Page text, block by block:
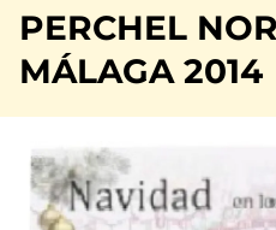
PERCHEL
MÁLAGA 2014